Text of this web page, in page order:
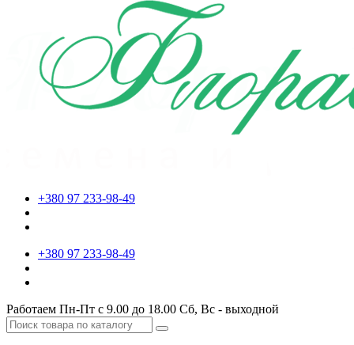
+380 97 233-98-49
+380 97 233-98-49
Работаем Пн-Пт с 9.00 до 18.00 Сб, Вс - выходной